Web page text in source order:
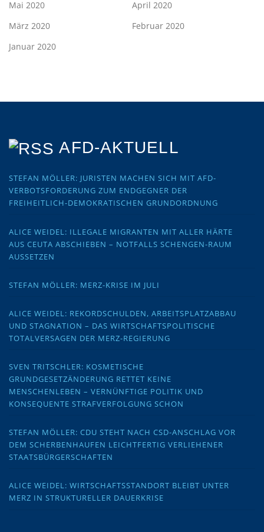
Mai 2020
April 2020
März 2020
Februar 2020
Januar 2020
AFD-AKTUELL
STEFAN MÖLLER: JURISTEN MACHEN SICH MIT AFD-
VERBOTSFORDERUNG ZUM ENDGEGNER DER
FREIHEITLICH-DEMOKRATISCHEN GRUNDORDNUNG
ALICE WEIDEL: ILLEGALE MIGRANTEN MIT ALLER HÄRTE
AUS CEUTA ABSCHIEBEN – NOTFALLS SCHENGEN-RAUM
AUSSETZEN
STEFAN MÖLLER: MERZ-KRISE IM JULI
ALICE WEIDEL: REKORDSCHULDEN, ARBEITSPLATZABBAU
UND STAGNATION – DAS WIRTSCHAFTSPOLITISCHE
TOTALVERSAGEN DER MERZ-REGIERUNG
SVEN TRITSCHLER: KOSMETISCHE
GRUNDGESETZÄNDERUNG RETTET KEINE
MENSCHENLEBEN – VERNÜNFTIGE POLITIK UND
KONSEQUENTE STRAFVERFOLGUNG SCHON
STEFAN MÖLLER: CDU STEHT NACH CSD-ANSCHLAG VOR
DEM SCHERBENHAUFEN LEICHTFERTIG VERLIEHENER
STAATSBÜRGERSCHAFTEN
ALICE WEIDEL: WIRTSCHAFTSSTANDORT BLEIBT UNTER
MERZ IN STRUKTURELLER DAUERKRISE